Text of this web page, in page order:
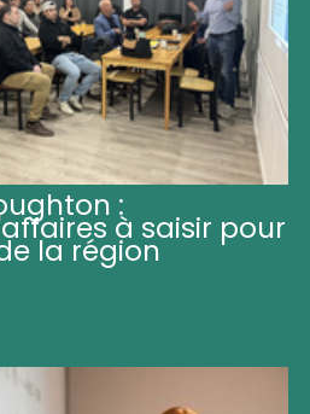
:
à saisir pour
la région